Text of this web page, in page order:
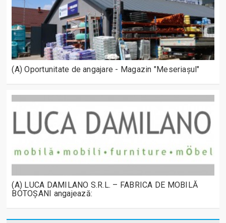
(A) Oportunitate de angajare - Magazin "Meseriașul"
(A) LUCA DAMILANO S.R.L. – FABRICA DE MOBILĂ
BOTOȘANI angajează: